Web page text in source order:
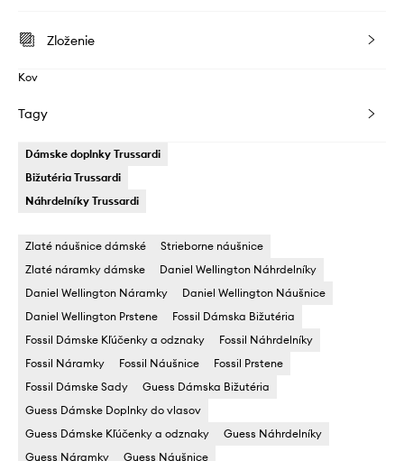
Zloženie
Kov
Tagy
Dámske doplnky Trussardi
Bižutéria Trussardi
Náhrdelníky Trussardi
Zlaté náušnice dámské
Strieborne náušnice
Zlaté náramky dámske
Daniel Wellington Náhrdelníky
Daniel Wellington Náramky
Daniel Wellington Náušnice
Daniel Wellington Prstene
Fossil Dámska Bižutéria
Fossil Dámske Kľúčenky a odznaky
Fossil Náhrdelníky
Fossil Náramky
Fossil Náušnice
Fossil Prstene
Fossil Dámske Sady
Guess Dámska Bižutéria
Guess Dámske Doplnky do vlasov
Guess Dámske Kľúčenky a odznaky
Guess Náhrdelníky
Guess Náramky
Guess Náušnice